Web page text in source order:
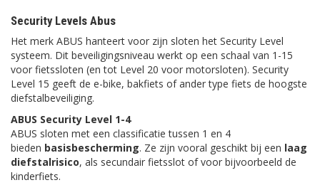
Security Levels Abus
Het merk ABUS hanteert voor zijn sloten het Security Level
systeem. Dit beveiligingsniveau werkt op een schaal van 1-15
voor fietssloten (en tot Level 20 voor motorsloten). Security
Level 15 geeft de e-bike, bakfiets of ander type fiets de hoogste
diefstalbeveiliging.
ABUS Security Level 1-4
ABUS sloten met een classificatie tussen 1 en 4
bieden basisbescherming. Ze zijn vooral geschikt bij een laag
diefstalrisico, als secundair fietsslot of voor bijvoorbeeld de
kinderfiets.